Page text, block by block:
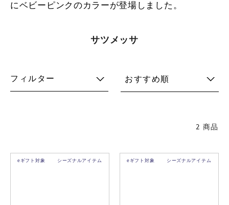
にベビーピンクのカラーが登場しました。
サツメッサ
フィルター おすすめ順
2 商品
eギフト対象 シーズナルアイテム eギフト対象 シーズナルアイテム